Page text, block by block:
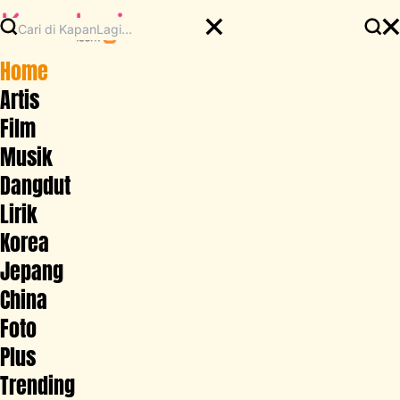
Home
Artis
Film
Musik
Dangdut
Lirik
Korea
Jepang
China
Foto
Plus
Trending